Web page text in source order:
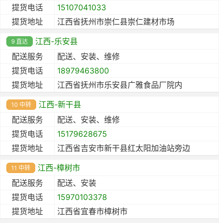
提货电话
15107041033
提货地址
江西省抚州市崇仁县崇仁建材市场
9 直达
江西-乐安县
配送服务
配送、安装、维修
提货电话
18979463800
提货地址
江西省抚州市乐安县广雅食品厂院内
10 中转
江西-新干县
配送服务
配送、安装、维修
提货电话
15179628675
提货地址
江西省吉安市新干县红太阳加油站旁边
11 中转
江西-樟树市
配送服务
配送、安装
提货电话
15970103378
提货地址
江西省宜春市樟树市